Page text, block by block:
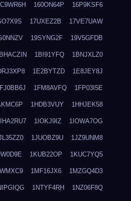
160ON64P 16P9KSF6
17UXEZ2B 17VE7UAW
19SYNG2F 19V5GFDB
1BI91YFQ 1BNJXLZ0
1E2BYTZD 1E8JEY8J
1FM8AVFQ 1FP03I5E
1HDB3VUY 1HHJEK58
1IOKJ9IZ 1IOWA7OG
1JUOBZ9U 1JZ9UNM8
1KUB22OP 1KUC7YQ5
1MF16JX6 1MZGQ4D3
1NTYF4RH 1NZ06F8Q